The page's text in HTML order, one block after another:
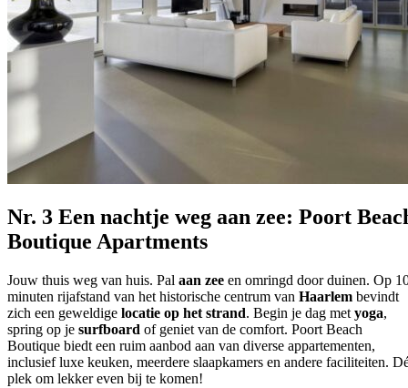
Nr. 3 Een nachtje weg aan zee: Poort
Boutique Apartments
Jouw thuis weg van huis. Pal aan zee en omringd door duinen. Op
minuten rijafstand van het historische centrum van Haarlem bevindt
zich een geweldige locatie op het strand. Begin je dag met yoga,
spring op je surfboard of geniet van de comfort. Poort Beach
Boutique biedt een ruim aanbod aan van diverse appartementen,
inclusiefluxe keuken, meerdere slaapkamers en andere faciliteiten.
plek om lekker even bij te komen!